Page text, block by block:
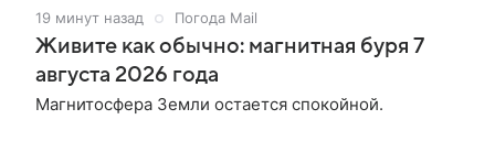
19 минут назад Погода Mail
Живите как обычно: магнитная буря 7
августа 2026 года
Магнитосфера Земли остается спокойной.